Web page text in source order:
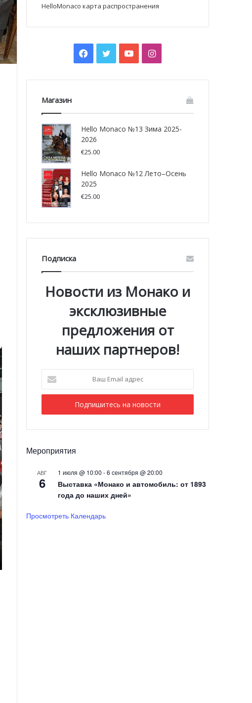
HelloMonaco карта распространения
Facebook
TwitterYouTubeInstagram
Магазин
Hello Monaco №13 Зима 2025-
2026
€25.00
Hello Monaco №12 Лето–Осень
2025
€25.00
Подписка
Новости из Монако и
эксклюзивные
предложения от
наших партнеров!
Email
адрес
Мероприятия
АВГ
6
1 июля @ 10:00 -6 сентября @ 20:00
Выставка «Монако и автомобиль: от 1893
года до наших дней»
Просмотреть Календарь